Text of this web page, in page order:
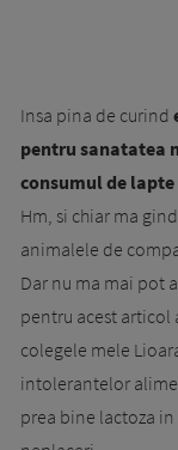
Insa pina de curind
pentru sanatatea
consumul de
Hm, si chiar ma
animalele de
Dar nu ma mai pot
pentru acest articol
colegele mele
intolerantelor
prea bine lactoza